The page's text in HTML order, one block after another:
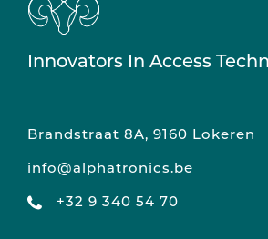
Innovators In Access
Brandstraat 8A, 9160 Lokeren
info@alphatronics.be
+32 9 340 54 70